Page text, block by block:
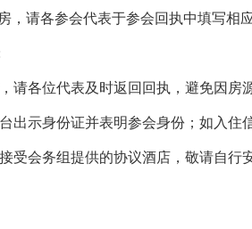
，请各参会代表于参会回执中填写相
请各位代表及时返回回执，避免因房
出示身份证并表明参会身份；如入住
受会务组提供的协议酒店，敬请自行